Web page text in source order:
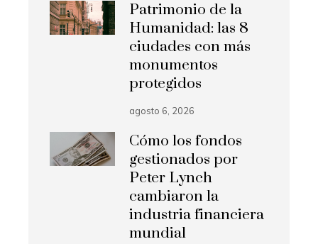
Patrimonio de la
Humanidad: las 8
ciudades con más
monumentos
protegidos
agosto 6, 2026
Cómo los fondos
gestionados por
Peter Lynch
cambiaron la
industria financiera
mundial